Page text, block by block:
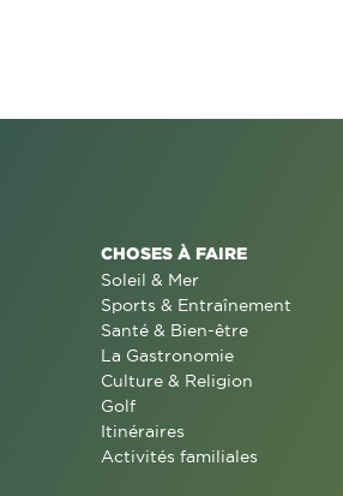
CHOSES À FAIRE
Soleil & Mer
Sports & Entraînement
Santé & Bien-être
La Gastronomie
Culture & Religion
Golf
Itinéraires
Activités familiales